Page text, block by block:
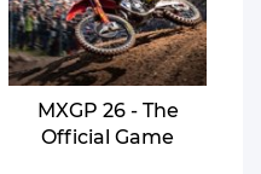
MXGP 26 - The
Official Game